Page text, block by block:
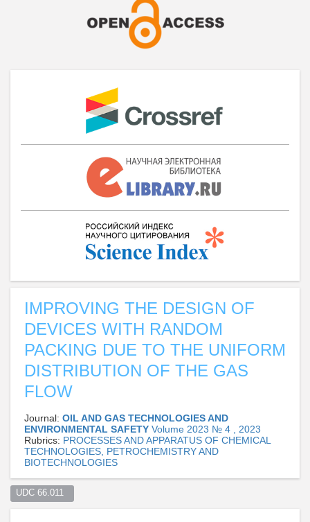
IMPROVING THE DESIGN OF
DEVICES WITH RANDOM
PACKING DUE TO THE UNIFORM
DISTRIBUTION OF THE GAS
FLOW
Journal: OIL AND GAS TECHNOLOGIES AND
ENVIRONMENTAL SAFETY Volume 2023 № 4 , 2023
Rubrics: PROCESSES AND APPARATUS OF CHEMICAL
TECHNOLOGIES, PETROCHEMISTRY AND
BIOTECHNOLOGIES
UDC 66.011